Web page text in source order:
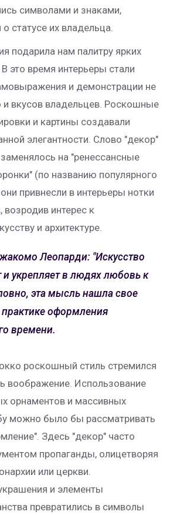
символами и знаками,
статусе их владельца.
подарила нам палитру ярких
это время интерьеры стали
и демонстрации не
и вкусов владельцев. Роскошные
и картины создавали
элегантности. Слово "декор"
на "ренессансные
(по названию популярного
привнесли в интерьеры нотки
возродив интерес к
и архитектуре.
Леопарди: "Искусство
укрепляет в людях любовь к
эта мысль нашла свое
оформления
времени.
роскошный стиль стремился
воображение. Использование
орнаментов и массивных
можно было бы рассматривать
Здесь "декор" часто
пропаганды, олицетворяя
или церкви.
и элементы
превратились в символы